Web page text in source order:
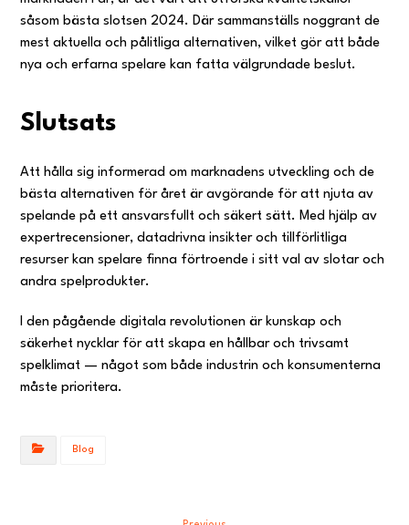
såsom bästa slotsen 2024. Där sammanställs noggrant de
mest aktuella och pålitliga alternativen, vilket gör att både
nya och erfarna spelare kan fatta välgrundade beslut.
Slutsats
Att hålla sig informerad om marknadens utveckling och de
bästa alternativen för året är avgörande för att njuta av
spelande på ett ansvarsfullt och säkert sätt. Med hjälp av
expertrecensioner, datadrivna insikter och tillförlitliga
resurser kan spelare finna förtroende i sitt val av slotar och
andra spelprodukter.
I den pågående digitala revolutionen är kunskap och
säkerhet nycklar för att skapa en hållbar och trivsamt
spelklimat — något som både industrin och konsumenterna
måste prioritera.
Blog